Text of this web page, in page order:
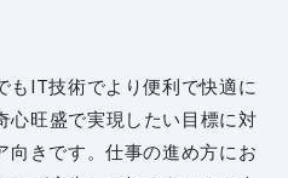
もIT技術でより便利で快適に
心旺盛で実現したい目標に対
向きです。仕事の進め方にお